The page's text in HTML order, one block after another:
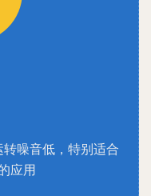
噪音低，特别适合
应用